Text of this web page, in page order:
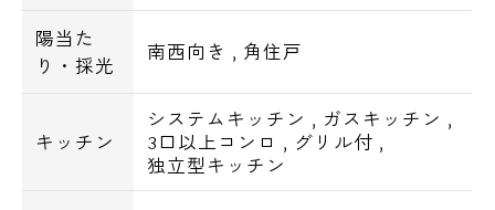
陽当た
り・採光
南西向き , 角住戸
キッチン
システムキッチン , ガスキッチン ,
3口以上コンロ , グリル付 ,
独立型キッチン